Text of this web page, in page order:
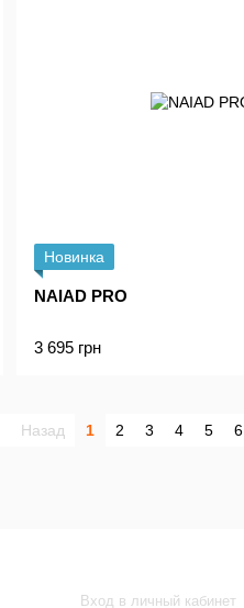
Новинка
NAIAD PRO
3 695 грн
Назад 1 2 3 4 5 6
Вход в личный кабинет